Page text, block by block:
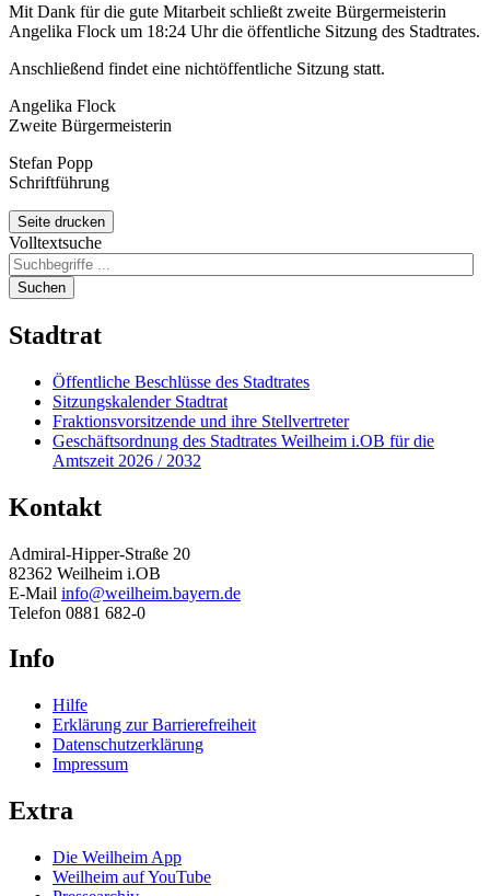
Mit Dank für die gute Mitarbeit schließt zweite Bürgermeisterin
Angelika Flock um 18:24 Uhr die öffentliche Sitzung des Stadtrates.
Anschließend findet eine nichtöffentliche Sitzung statt.
Angelika Flock
Zweite Bürgermeisterin
Stefan Popp
Schriftführung
Seite drucken
Volltextsuche
Suchen
Stadtrat
Öffentliche Beschlüsse des Stadtrates
Sitzungskalender Stadtrat
Fraktionsvorsitzende und ihre Stellvertreter
Geschäftsordnung des Stadtrates Weilheim i.OB für die
Amtszeit 2026 / 2032
Kontakt
Admiral-Hipper-Straße 20
82362 Weilheim i.OB
E-Mail info@weilheim.bayern.de
Telefon 0881 682-0
Info
Hilfe
Erklärung zur Barrierefreiheit
Datenschutzerklärung
Impressum
Extra
Die Weilheim App
Weilheim auf YouTube